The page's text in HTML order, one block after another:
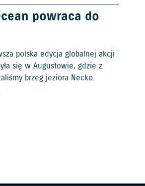
powraca do
polska edycja globalnej akcji
się w Augustowie, gdzie z
brzeg jeziora Necko.